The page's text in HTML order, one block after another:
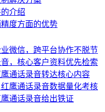
介绍
度方面的优势
微信，跨平台协作不脱节
，核心客户资料优先检索
通话录音转达核心内容
鹰通话录音数据量化考核
通话录音给出铁证